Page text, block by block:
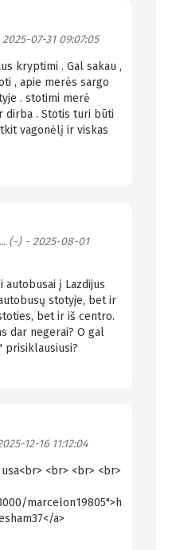
07-31 09:07:05
kryptimi . Gal sakau ,
, apie merės sargo
. stotimi merė
dirba . Stotis turi būti
vagonėlį ir viskas
(-)- 2025-08-01
autobusai į Lazdijus
stotyje, bet ir
bet ir iš centro.
dar negerai? O gal
prisiklausiusi?
12-16 11:12:04
<br> <br> <br>
marcelon19805">h
a>